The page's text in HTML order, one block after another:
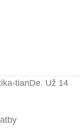
tianDe. Už 14